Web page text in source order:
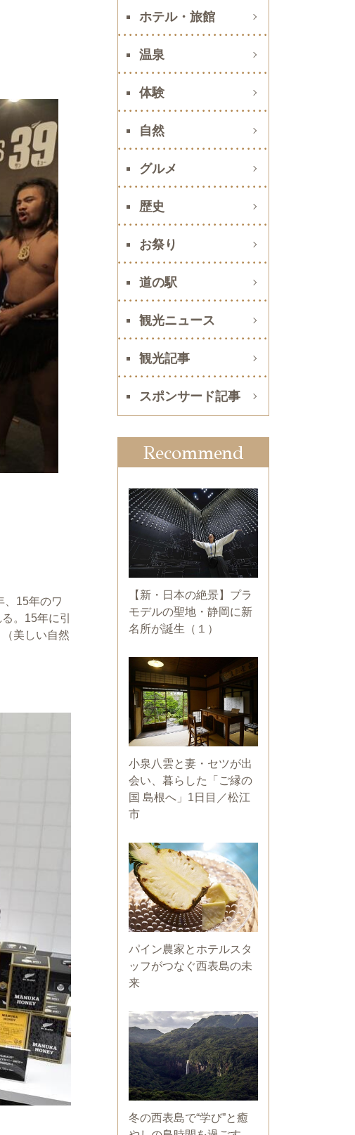
、15年のワ
。15年に引
美しい自然
ホテル・旅館
温泉
体験
自然
グルメ
歴史
お祭り
道の駅
観光ニュース
観光記事
スポンサード記事
Recommend
【新・日本の絶景】プラ
モデルの聖地・静岡に新
名所が誕生（１）
小泉八雲と妻・セツが出
会い、暮らした「ご縁の
国 島根へ」1日目／松江
市
パイン農家とホテルスタ
ッフがつなぐ西表島の未
来
冬の西表島で“学び”と癒